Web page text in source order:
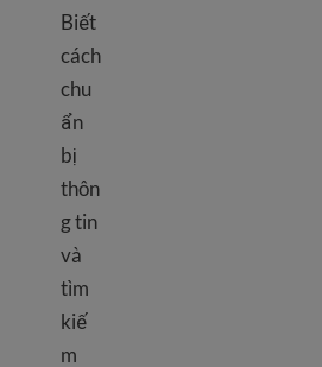
Biết
cách
chu
ẩn
bị
thôn
g tin
và
tìm
kiế
m